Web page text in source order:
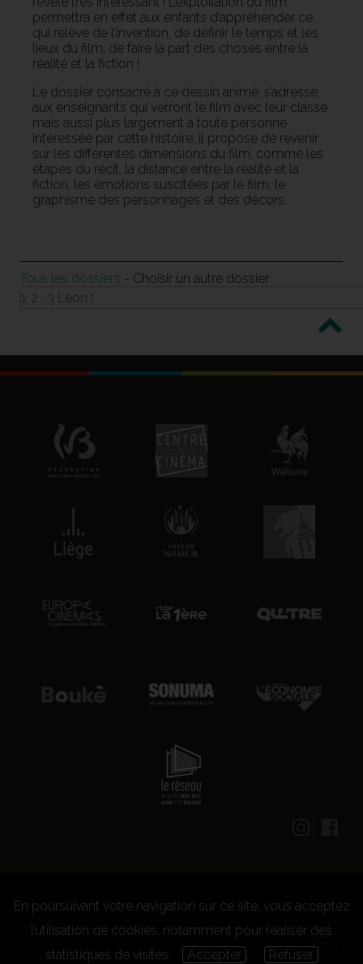
permettra en effet aux enfants d’appréhender ce
qui relève de l’invention, de définir le temps et les
lieux du film, de faire la part des choses entre la
réalité et la fiction !
Le dossier consacré à ce dessin animé, s’adresse
aux enseignants qui verront le film avec leur classe
mais aussi plus largement à toute personne
intéressée par cette histoire; il propose de revenir
sur les différentes dimensions du film, comme les
étapes du récit, la distance entre la réalité et la
fiction, les émotions suscitées par le film, le
graphisme des personnages et des décors.
Tous les dossiers - Choisir un autre dossier
1, 2 , 3 Léon !
© 2026 CENTRE CULTUREL LES GRIGNOUX ASBL -
Kit presse
Conditions générales d'utilisation
concours
En poursuivant votre navigation sur ce site, vous acceptez
l’utilisation de cookies, notamment pour réaliser des
statistiques de visites.
Accepter Refuser